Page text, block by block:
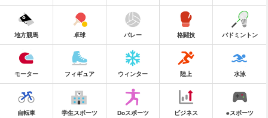
地方競馬 卓球 バレー 格闘技 バドミントン
モーター フィギュア ウィンター 陸上 水泳
自転車 学生スポーツ Doスポーツ ビジネス eスポーツ